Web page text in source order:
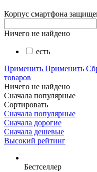
Корпус смартфона
Ничего не найдено
есть
Применить Применить
товаров
Ничего не найдено
Сначала популярные
Сортировать
Сначала популярные
Сначала дорогие
Сначала дешевые
Высокий рейтинг
Бестселлер